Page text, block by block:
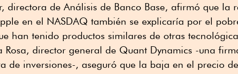
directora de Análisis de Banco Base, afirmó que la
en el NASDAQ también se explicaría por el
han tenido productos similares de otras
Rosa, director general de Quant Dynamics -una
de inversiones-, aseguró que la baja en el precio